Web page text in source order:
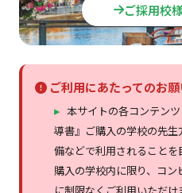
ご採用校
ご利用にあたってのお
本サイトの各コンテン
導書』ご購入の学校の先
備などで利用されること
購入の学校内に限り、コ